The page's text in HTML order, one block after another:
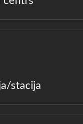
stacija